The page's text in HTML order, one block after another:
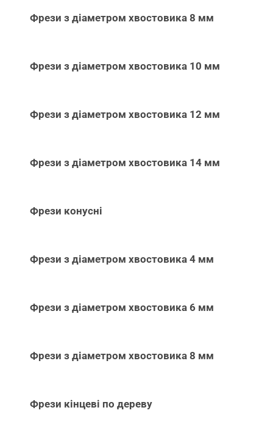
Фрези з діаметром хвостовика 8 мм
Фрези з діаметром хвостовика 10 мм
Фрези з діаметром хвостовика 12 мм
Фрези з діаметром хвостовика 14 мм
Фрези конусні
Фрези з діаметром хвостовика 4 мм
Фрези з діаметром хвостовика 6 мм
Фрези з діаметром хвостовика 8 мм
Фрези кінцеві по дереву